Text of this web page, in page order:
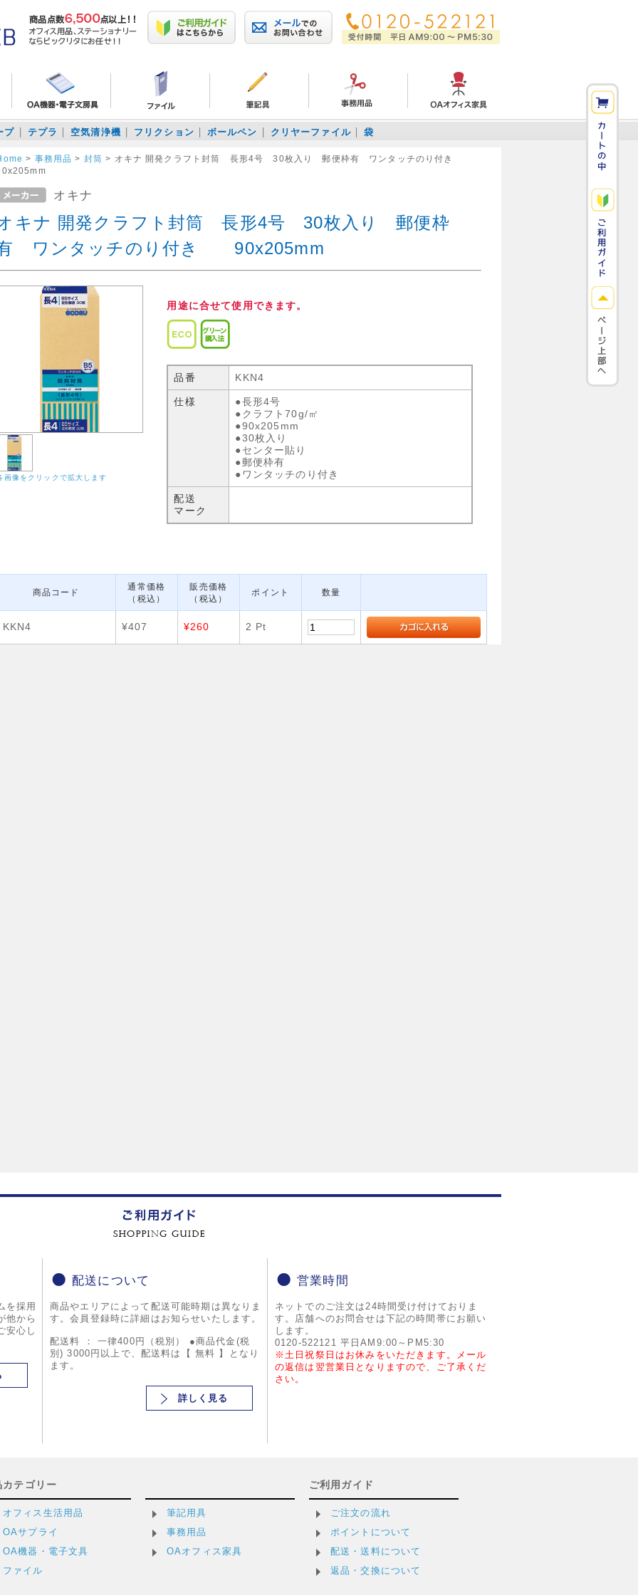
プ テプラ 空気清浄機 フリクション ボールペン クリヤーファイル 袋
> 事務用品 > 封筒 > オキナ 開発クラフト封筒 長形4号 30枚入り 郵便枠有 ワンタッチのり付き
オキナ
キナ 開発クラフト封筒 長形4号 30枚入り 郵便枠
ワンタッチのり付き 90x205mm
画像をクリックで拡大します
用途に合せて使用できます。
品番 KKN4
仕様
●長形4号
●クラフト70g/㎡
●90x205mm
●30枚入り
●センター貼り
●郵便枠有
●ワンタッチのり付き
配送
マーク
商品コード
通常価格
（税込）
販売価格
（税込）
ポイント 数量
KKN4 ¥407 ¥260 2 Pt
を採用
他から
安心し
配送について
商品やエリアによって配送可能時期は異なりま
す。会員登録時に詳細はお知らせいたします。
配送料 ： 一律400円（税別） ●商品代金(税
別) 3000円以上で、配送料は【 無料 】となり
ます。
詳しく見る
営業時間
ネットでのご注文は24時間受け付けておりま
す。店舗へのお問合せは下記の時間帯にお願い
します。
0120-522121 平日AM9:00～PM5:30
※土日祝祭日はお休みをいただきます。メール
の返信は翌営業日となりますので、ご了承くだ
さい。
カテゴリー
オフィス生活用品
OAサプライ
OA機器・電子文具
ファイル
筆記用具
事務用品
OAオフィス家具
ご利用ガイド
ご注文の流れ
ポイントについて
配送・送料について
返品・交換について